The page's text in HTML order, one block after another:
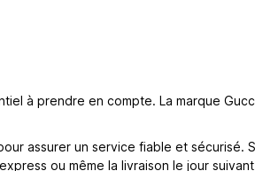
à prendre en compte. La marque
assurer un service fiable et
ou même la livraison le jour